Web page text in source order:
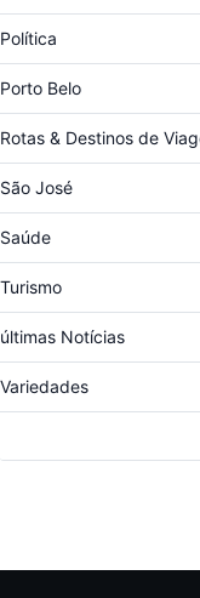
Política
Porto Belo
Rotas & Destinos de
São José
Saúde
Turismo
últimas Notícias
Variedades